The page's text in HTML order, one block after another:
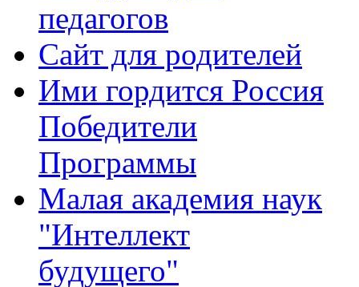
педагогов
Сайт для родителей
Ими гордится Россия
Победители
Программы
Малая академия наук
"Интеллект
будущего"